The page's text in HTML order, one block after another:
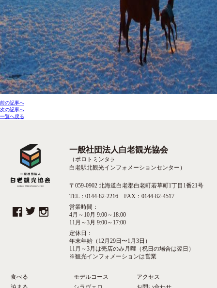
前の記事へ
次の記事へ
一覧へ戻る
一般社団法人白老観光協会
（ポロトミンタ ラ
白老駅北観光インフォメーションセンター）
〒059-0902 北海道白老郡白老町若草町1丁目1番21号
TEL：0144-82-2216 FAX：0144-82-4517
営業時間：
4月～10月 9:00～18:00
11月～3月 9:00～17:00
定休日：
年末年始（12月29日〜1月3日）
11月～3月は売店のみ月曜（祝日の場合は翌日）
※観光インフォメーションは営業
食べる
モデルコース
アクセス